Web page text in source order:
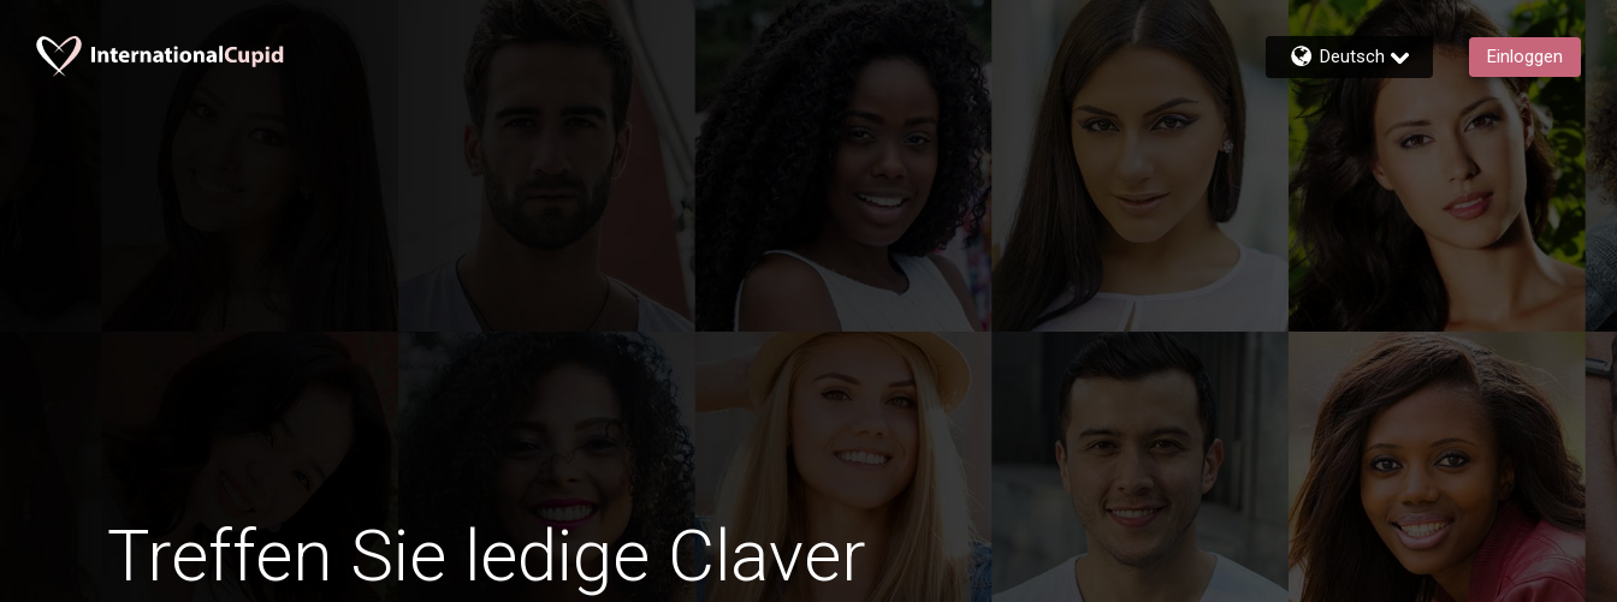
Deutsch Einloggen
Treffen Sie ledige Claver